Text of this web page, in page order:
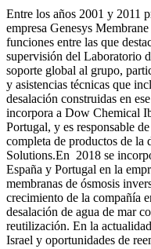
Entre los años 2001 y 2011
empresa Genesys
funciones entre las que
supervisión del Laboratorio
soporte global al grupo,
y asistencias técnicas que
desalación construidas en
incorpora a Dow Chemical
Portugal, y es responsable
completa de productos de la
Solutions.En 2018 se
España y Portugal en la
membranas de ósmosis
crecimiento de la compañía
desalación de agua de mar
reutilización. En la
Israel y oportunidades de